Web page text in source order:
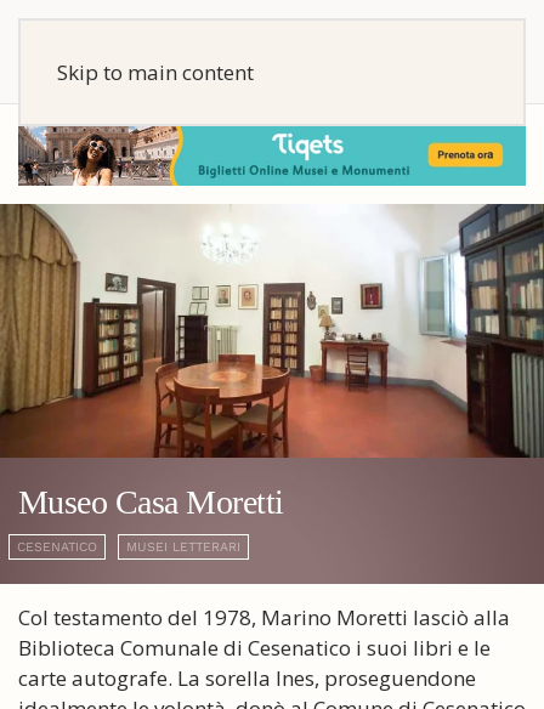
Skip to main content
Museo Casa Moretti
CESENATICO MUSEI LETTERARI
Col testamento del 1978, Marino Moretti lasciò alla
Biblioteca Comunale di Cesenatico i suoi libri e le
carte autografe. La sorella Ines, proseguendone